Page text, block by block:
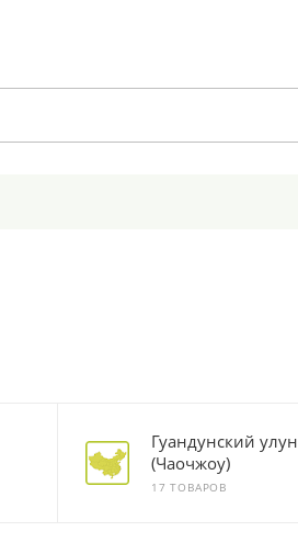
Гуандунский улун
(Чаочжоу)
17 ТОВАРОВ